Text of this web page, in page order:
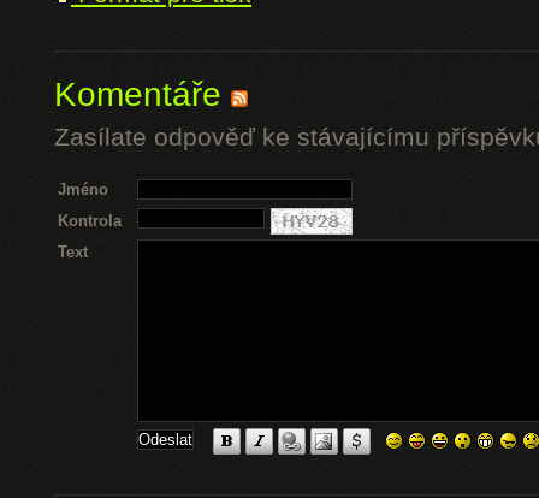
Komentáře
Zasílate odpověď ke stávajícímu
Jméno
Kontrola
Text